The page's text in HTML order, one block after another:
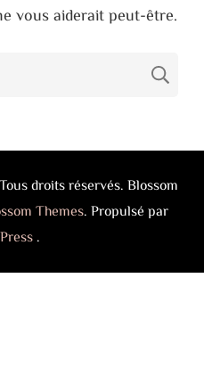
vous aiderait peut-être.
droits réservés. Blossom
Themes. Propulsé par
.